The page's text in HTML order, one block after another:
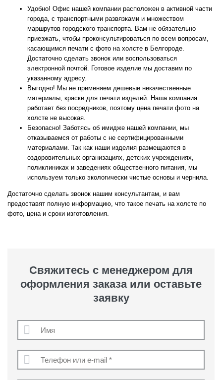
Удобно! Офис нашей компании расположен в активной части
города, с транспортными развязками и множеством
маршрутов городского транспорта. Вам не обязательно
приезжать, чтобы проконсультироваться по всем вопросам,
касающимся печати с фото на холсте в Белгороде.
Достаточно сделать звонок или воспользоваться
электронной почтой. Готовое изделие мы доставим по
указанному адресу.
Выгодно! Мы не применяем дешевые некачественные
материалы, краски для печати изделий. Наша компания
работает без посредников, поэтому цена печати фото на
холсте не высокая.
Безопасно! Заботясь об имидже нашей компании, мы
отказываемся от работы с не сертифицированными
материалами. Так как наши изделия размещаются в
оздоровительных организациях, детских учреждениях,
поликлиниках и заведениях общественного питания, мы
используем только экологически чистые основы и чернила.
Достаточно сделать звонок нашим консультантам, и вам
предоставят полную информацию, что такое печать на холсте по
фото, цена и сроки изготовления.
Свяжитесь с менеджером для
оформления заказа или оставьте
заявку